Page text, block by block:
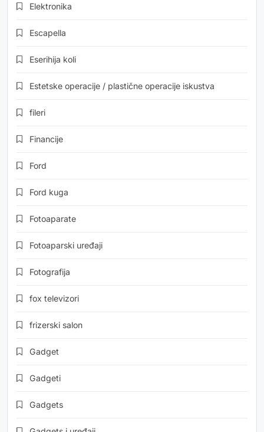
Elektronika
Escapella
Eserihija koli
Estetske operacije / plastične operacije iskustva
fileri
Financije
Ford
Ford kuga
Fotoaparate
Fotoaparski uređaji
Fotografija
fox televizori
frizerski salon
Gadget
Gadgeti
Gadgets